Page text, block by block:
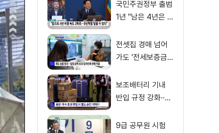
국민주권정부 출범
1년 "남은 4년은 8
전셋집 경매 넘어
가도 '전세보증금'
보조배터리 기내
반입 규정 강화··
9급 공무원 시험